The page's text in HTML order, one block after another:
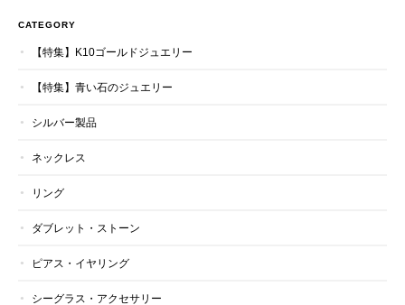
CATEGORY
【特集】K10ゴールドジュエリー
【特集】青い石のジュエリー
シルバー製品
ネックレス
リング
ダブレット・ストーン
ピアス・イヤリング
シーグラス・アクセサリー